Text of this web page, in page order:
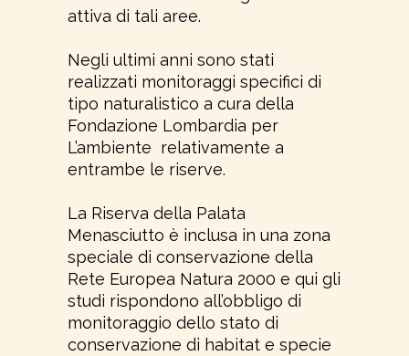
attiva di tali aree.
Negli ultimi anni sono stati
realizzati monitoraggi specifici di
tipo naturalistico a cura della
Fondazione Lombardia per
L’ambiente relativamente a
entrambe le riserve.
La Riserva della Palata
Menasciutto è inclusa in una zona
speciale di conservazione della
Rete Europea Natura 2000 e qui gli
studi rispondono all’obbligo di
monitoraggio dello stato di
conservazione di habitat e specie